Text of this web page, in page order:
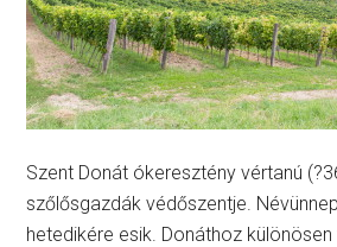
Szent Donát ókeresztény vértanú
szőlősgazdák védőszentje.
hetedikére esik. Donáthoz